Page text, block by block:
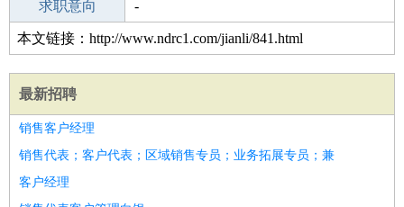
外语水平
求职意向 -
本文链接：http://www.ndrc1.com/jianli/841.html
最新招聘
销售客户经理
销售代表；客户代表；区域销售专员；业务拓展专员；兼
客户经理